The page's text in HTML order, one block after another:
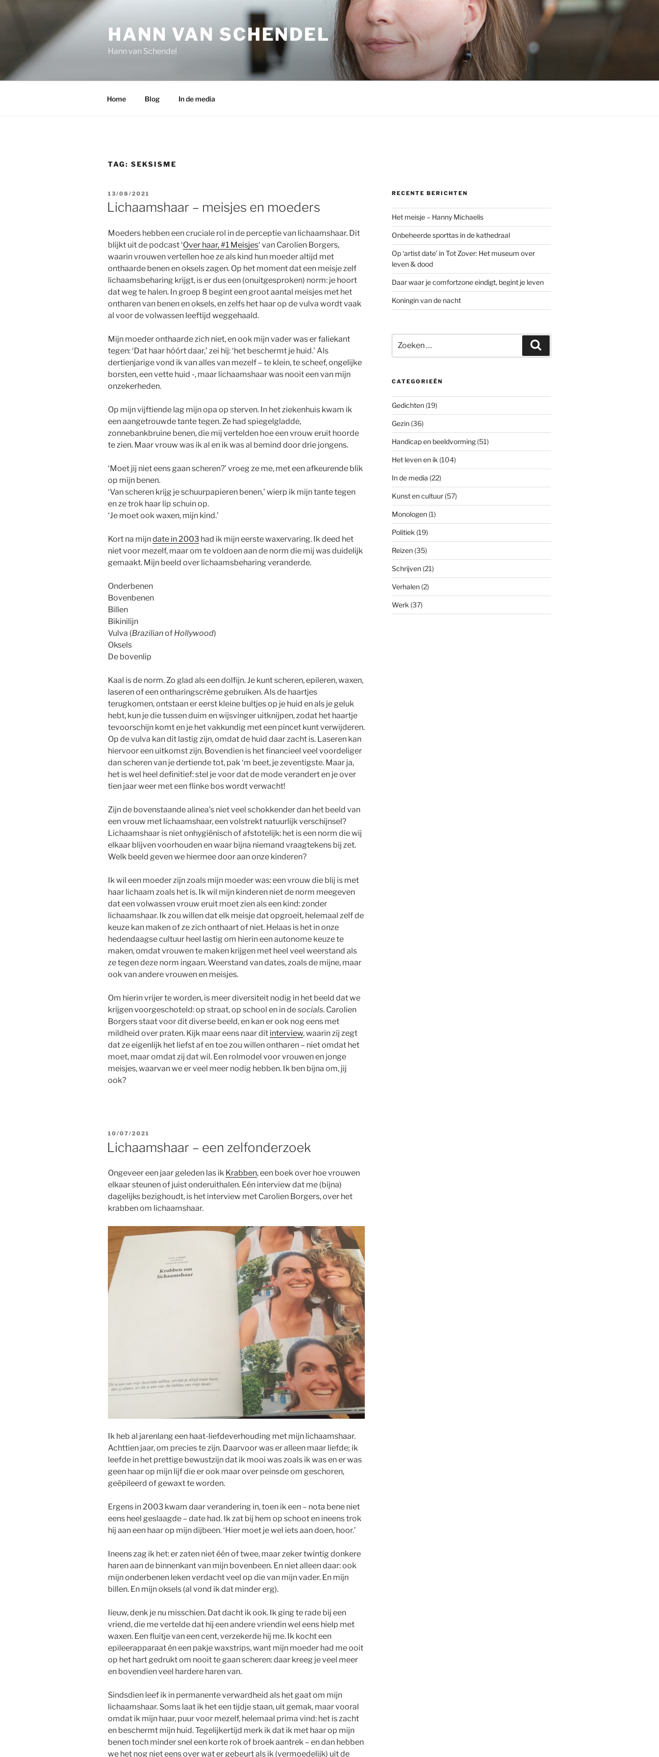
HANN VAN SCHENDEL
Hann van Schendel
Home Blog In de media
TAG: SEKSISME
GEPLAATST
OP
13/08/2021
Lichaamshaar – meisjes en moeders
Moeders hebben een cruciale rol in de perceptie van lichaamshaar. Dit
blijkt uit de podcast ‘Over haar, #1 Meisjes‘ van Carolien Borgers,
waarin vrouwen vertellen hoe ze als kind hun moeder altijd met
onthaarde benen en oksels zagen. Op het moment dat een meisje zelf
lichaamsbeharing krijgt, is er dus een (onuitgesproken) norm: je hoort
dat weg te halen. In groep 8 begint een groot aantal meisjes met het
ontharen van benen en oksels, en zelfs het haar op de vulva wordt vaak
al voor de volwassen leeftijd weggehaald.
Mijn moeder onthaarde zich niet, en ook mijn vader was er faliekant
tegen: ‘Dat haar hóórt daar,’ zei hij: ‘het beschermt je huid.’ Als
dertienjarige vond ik van alles van mezelf – te klein, te scheef, ongelijke
borsten, een vette huid -, maar lichaamshaar was nooit een van mijn
onzekerheden.
Op mijn vijftiende lag mijn opa op sterven. In het ziekenhuis kwam ik
een aangetrouwde tante tegen. Ze had spiegelgladde,
zonnebankbruine benen, die mij vertelden hoe een vrouw eruit hoorde
te zien. Maar vrouw was ik al en ik was al bemind door drie jongens.
‘Moet jij niet eens gaan scheren?’ vroeg ze me, met een afkeurende blik
op mijn benen.
‘Van scheren krijg je schuurpapieren benen,’ wierp ik mijn tante tegen
en ze trok haar lip schuin op.
‘Je moet ook waxen, mijn kind.’
Kort na mijndate in 2003 had ik mijn eerste waxervaring. Ik deed het
niet voor mezelf, maar om te voldoen aan de norm die mij was duidelijk
gemaakt. Mijn beeld over lichaamsbeharing veranderde.
Onderbenen
Bovenbenen
Billen
Bikinilijn
Vulva (Brazilianof Hollywood)
Oksels
De bovenlip
Kaal is de norm. Zo glad als een dolfijn. Je kunt scheren, epileren, waxen,
laseren of een ontharingscrème gebruiken. Als de haartjes
terugkomen, ontstaan er eerst kleine bultjes op je huid en als je geluk
hebt, kun je die tussen duim en wijsvinger uitknijpen, zodat het haartje
tevoorschijn komt en je het vakkundig met een pincet kunt verwijderen.
Op de vulva kan dit lastig zijn, omdat de huid daar zacht is. Laseren kan
hiervoor een uitkomst zijn. Bovendien is het financieel veel voordeliger
dan scheren van je dertiende tot, pak ‘m beet, je zeventigste. Maar ja,
het is wel heel definitief: stel je voor dat de mode verandert en je over
tien jaar weer met een flinke bos wordt verwacht!
Zijn de bovenstaande alinea’s niet veel schokkender dan het beeld van
een vrouw met lichaamshaar, een volstrekt natuurlijk verschijnsel?
Lichaamshaar is niet onhygiënisch of afstotelijk: het is een norm die wij
elkaar blijven voorhouden en waar bijna niemand vraagtekens bij zet.
Welk beeld geven we hiermee door aan onze kinderen?
Ik wil een moeder zijn zoals mijn moeder was: een vrouw die blij is met
haar lichaam zoals het is. Ik wil mijn kinderen niet de norm meegeven
dat een volwassen vrouw eruit moet zien als een kind: zonder
lichaamshaar. Ik zou willen dat elk meisje dat opgroeit, helemaal zelf de
keuze kan maken of ze zich onthaart of niet. Helaas is het in onze
hedendaagse cultuur heel lastig om hierin een autonome keuze te
maken, omdat vrouwen te maken krijgen met heel veel weerstand als
ze tegen deze norm ingaan. Weerstand van dates, zoals de mijne, maar
ook van andere vrouwen en meisjes.
Om hierin vrijer te worden, is meer diversiteit nodig in het beeld dat we
krijgen voorgeschoteld: op straat, op school en in desocials. Carolien
Borgers staat voor dit diverse beeld, en kan er ook nog eens met
mildheid over praten. Kijk maar eens naar dit interview, waarin zij zegt
dat ze eigenlijk het liefst af en toe zou willen ontharen – niet omdat het
moet, maar omdat zij dat wil. Een rolmodel voor vrouwen en jonge
meisjes, waarvan we er veel meer nodig hebben. Ik ben bijna om, jij
ook?
GEPLAATST
10/07/2021
Lichaamshaar – een zelfonderzoek
Ongeveer een jaar geleden las ik Krabben, een boek over hoe vrouwen
elkaar steunen of juist onderuithalen. Eén interview dat me (bijna)
dagelijks bezighoudt, is het interview met Carolien Borgers, over het
krabben om lichaamshaar.
Ik heb al jarenlang een haat-liefdeverhouding met mijn lichaamshaar.
Achttien jaar, om precies te zijn. Daarvoor was er alleen maar liefde; ik
leefde in het prettige bewustzijn dat ik mooi was zoals ik was en er was
geen haar op mijn lijf die er ook maar over peinsde om geschoren,
geëpileerd of gewaxt te worden.
Ergens in 2003 kwam daar verandering in, toen ik een – nota bene niet
eens heel geslaagde – date had. Ik zat bij hem op schoot en ineens trok
hij aan een haar op mijn dijbeen. ‘Hier moet je wel iets aan doen, hoor.’
Ineens zag ik het: er zaten niet één of twee, maar zeker twintig donkere
haren aan de binnenkant van mijn bovenbeen. En niet alleen daar: ook
mijn onderbenen leken verdacht veel op die van mijn vader. En mijn
billen. En mijn oksels (al vond ik dat minder erg).
Iieuw, denk je nu misschien. Dat dacht ik ook. Ik ging te rade bij een
vriend, die me vertelde dat hij een andere vriendin wel eens hielp met
waxen. Een fluitje van een cent, verzekerde hij me. Ik kocht een
epileerapparaat én een pakje waxstrips, want mijn moeder had me ooit
op het hart gedrukt om nooit te gaan scheren: daar kreeg je veel meer
en bovendien veel hardere haren van.
Sindsdien leef ik in permanente verwardheid als het gaat om mijn
lichaamshaar. Soms laat ik het een tijdje staan, uit gemak, maar vooral
omdat ik mijn haar, puur voor mezelf, helemaal prima vind: het is zacht
en beschermt mijn huid. Tegelijkertijd merk ik dat ik met haar op mijn
benen toch minder snel een korte rok of broek aantrek – en dan hebben
we het nog niet eens over wat er gebeurt als ik (vermoedelijk) uit de
RECENTE BERICHTEN
Het meisje – Hanny Michaelis
Onbeheerde sporttas in de kathedraal
Op ‘artist date’ in Tot Zover: Het museum over
leven & dood
Daar waar je comfortzone eindigt, begint je leven
Koningin van de nacht
naar:
CATEGORIEËN
Gedichten(19)
Gezin(36)
Handicap en beeldvorming(51)
Het leven en ik (104)
In de media (22)
Kunst en cultuur(57)
Monologen(1)
Politiek (19)
Reizen(35)
Schrijven(21)
Verhalen(2)
Werk (37)